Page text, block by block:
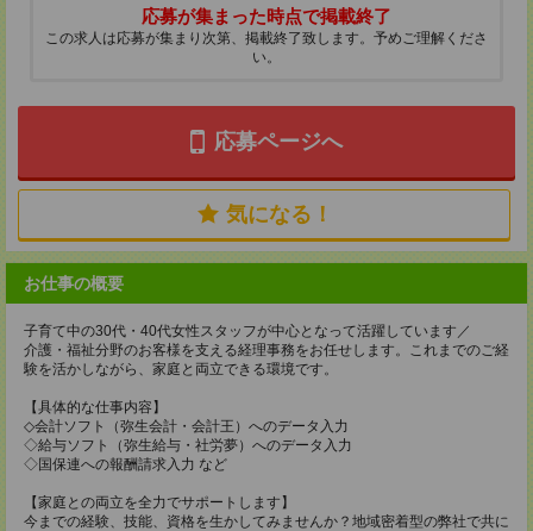
応募が集まった時点で掲載終了
この求人は応募が集まり次第、掲載終了致します。予めご理解くださ
い。
応募ページへ
気になる！
お仕事の概要
子育て中の30代・40代女性スタッフが中心となって活躍しています／
介護・福祉分野のお客様を支える経理事務をお任せします。これまでのご経
験を活かしながら、家庭と両立できる環境です。
【具体的な仕事内容】
◇会計ソフト（弥生会計・会計王）へのデータ入力
◇給与ソフト（弥生給与・社労夢）へのデータ入力
◇国保連への報酬請求入力 など
【家庭との両立を全力でサポートします】
今までの経験、技能、資格を生かしてみませんか？地域密着型の弊社で共に